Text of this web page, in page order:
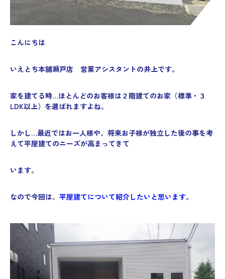
こんにちは
いえとち本舗瀬戸店 営業アシスタントの井上です。
家を建てる時…ほとんどのお客様は２階建てのお家（標準・３
LDK以上） を選ばれますよね。
しかし…最近ではお一人様や、将来お子様が独立した後の事を考
えて平屋建てのニーズが高まってきて
います。
なので今回は、 平屋建てについて紹介したいと思います。